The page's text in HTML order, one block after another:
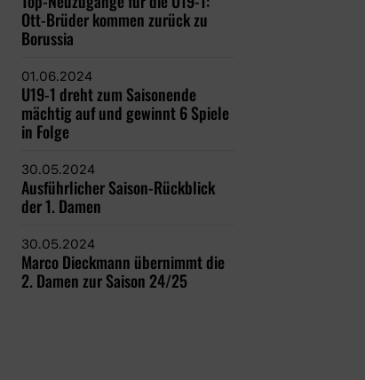
Ott-Brüder kommen zurück zu
Borussia
01.06.2024
U19-1 dreht zum Saisonende
mächtig auf und gewinnt 6 Spiele
in Folge
30.05.2024
Ausführlicher Saison-Rückblick
der 1. Damen
30.05.2024
Marco Dieckmann übernimmt die
2. Damen zur Saison 24/25